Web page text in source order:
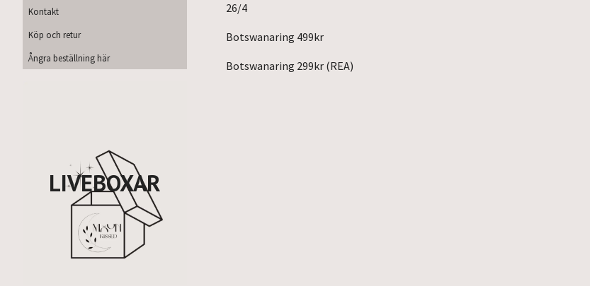
Kontakt
Köp och retur
Ångra beställning här
LIVEBOXAR
26/4
Botswanaring 499kr
Botswanaring 299kr (REA)